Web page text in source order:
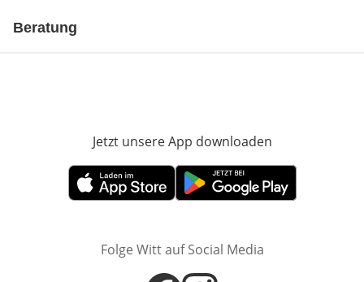
Beratung
Jetzt unsere App downloaden
Öffnet in neuem FensterÖffnet in neuem Fenster
Folge Witt auf Social Media